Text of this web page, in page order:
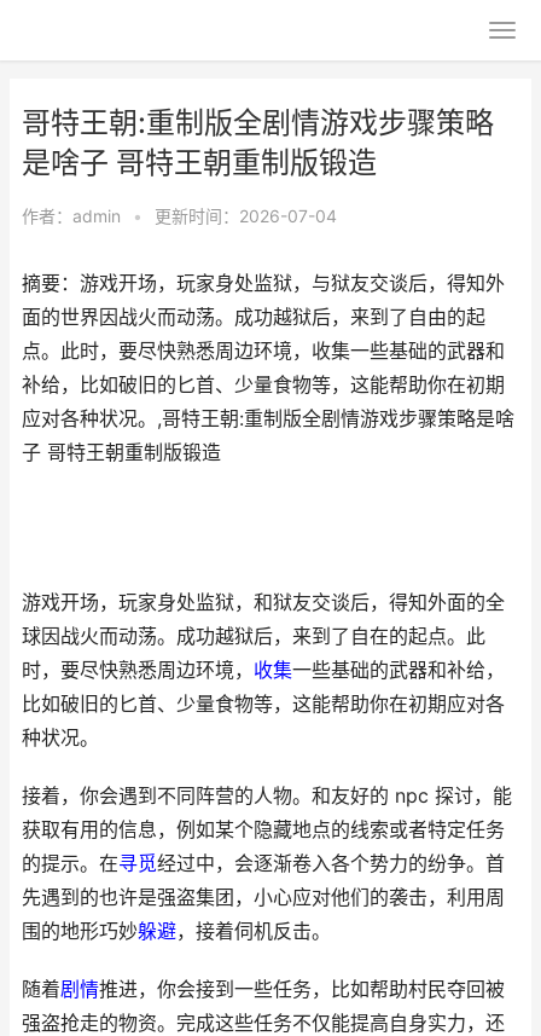
哥特王朝:重制版全剧情游戏步骤策略
是啥子 哥特王朝重制版锻造
作者： admin • 更新时间：2026-07-04
摘要：游戏开场，玩家身处监狱，与狱友交谈后，得知外
面的世界因战火而动荡。成功越狱后，来到了自由的起
点。此时，要尽快熟悉周边环境，收集一些基础的武器和
补给，比如破旧的匕首、少量食物等，这能帮助你在初期
应对各种状况。,哥特王朝:重制版全剧情游戏步骤策略是啥
子 哥特王朝重制版锻造
游戏开场，玩家身处监狱，和狱友交谈后，得知外面的全
球因战火而动荡。成功越狱后，来到了自在的起点。此
时，要尽快熟悉周边环境， 收集一些基础的武器和补给，
比如破旧的匕首、少量食物等，这能帮助你在初期应对各
种状况。
接着，你会遇到不同阵营的人物。和友好的 npc 探讨，能
获取有用的信息，例如某个隐藏地点的线索或者特定任务
的提示。在寻觅经过中，会逐渐卷入各个势力的纷争。首
先遇到的也许是强盗集团，小心应对他们的袭击，利用周
围的地形巧妙躲避，接着伺机反击。
随着剧情推进，你会接到一些任务，比如帮助村民夺回被
强盗抢走的物资。完成这些任务不仅能提高自身实力，还